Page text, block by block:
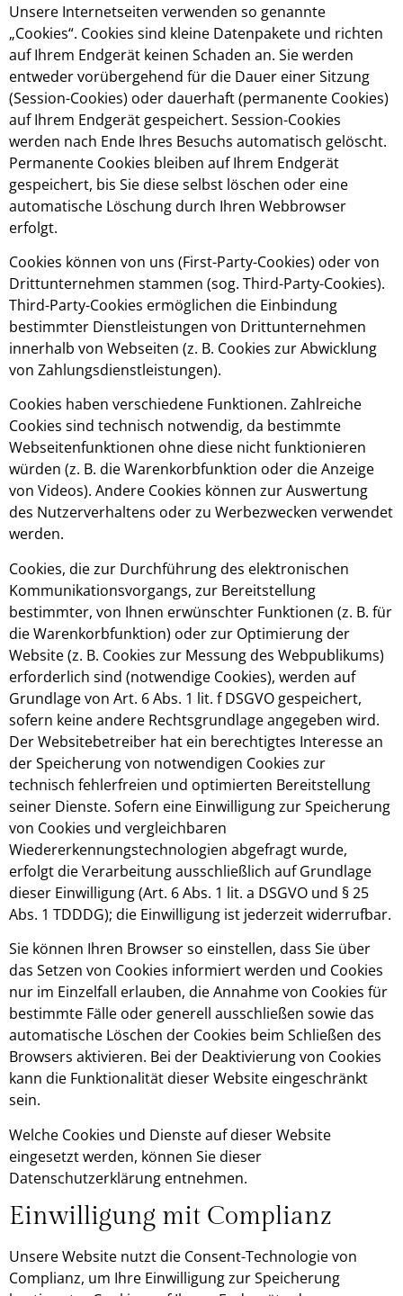
Unsere Internetseiten verwenden so genannte
„Cookies“. Cookies sind kleine Datenpakete und richten
auf Ihrem Endgerät keinen Schaden an. Sie werden
entweder vorübergehend für die Dauer einer Sitzung
(Session-Cookies) oder dauerhaft (permanente Cookies)
auf Ihrem Endgerät gespeichert. Session-Cookies
werden nach Ende Ihres Besuchs automatisch gelöscht.
Permanente Cookies bleiben auf Ihrem Endgerät
gespeichert, bis Sie diese selbst löschen oder eine
automatische Löschung durch Ihren Webbrowser
erfolgt.
Cookies können von uns (First-Party-Cookies) oder von
Drittunternehmen stammen (sog. Third-Party-Cookies).
Third-Party-Cookies ermöglichen die Einbindung
bestimmter Dienstleistungen von Drittunternehmen
innerhalb von Webseiten (z. B. Cookies zur Abwicklung
von Zahlungsdienstleistungen).
Cookies haben verschiedene Funktionen. Zahlreiche
Cookies sind technisch notwendig, da bestimmte
Webseitenfunktionen ohne diese nicht funktionieren
würden (z. B. die Warenkorbfunktion oder die Anzeige
von Videos). Andere Cookies können zur Auswertung
des Nutzerverhaltens oder zu Werbezwecken verwendet
werden.
Cookies, die zur Durchführung des elektronischen
Kommunikationsvorgangs, zur Bereitstellung
bestimmter, von Ihnen erwünschter Funktionen (z. B. für
die Warenkorbfunktion) oder zur Optimierung der
Website (z. B. Cookies zur Messung des Webpublikums)
erforderlich sind (notwendige Cookies), werden auf
Grundlage von Art. 6 Abs. 1 lit. f DSGVO gespeichert,
sofern keine andere Rechtsgrundlage angegeben wird.
Der Websitebetreiber hat ein berechtigtes Interesse an
der Speicherung von notwendigen Cookies zur
technisch fehlerfreien und optimierten Bereitstellung
seiner Dienste. Sofern eine Einwilligung zur Speicherung
von Cookies und vergleichbaren
Wiedererkennungstechnologien abgefragt wurde,
erfolgt die Verarbeitung ausschließlich auf Grundlage
dieser Einwilligung (Art. 6 Abs. 1 lit. a DSGVO und § 25
Abs. 1 TDDDG); die Einwilligung ist jederzeit widerrufbar.
Sie können Ihren Browser so einstellen, dass Sie über
das Setzen von Cookies informiert werden und Cookies
nur im Einzelfall erlauben, die Annahme von Cookies für
bestimmte Fälle oder generell ausschließen sowie das
automatische Löschen der Cookies beim Schließen des
Browsers aktivieren. Bei der Deaktivierung von Cookies
kann die Funktionalität dieser Website eingeschränkt
sein.
Welche Cookies und Dienste auf dieser Website
eingesetzt werden, können Sie dieser
Datenschutzerklärung entnehmen.
Einwilligung mit Complianz
Unsere Website nutzt die Consent-Technologie von
Complianz, um Ihre Einwilligung zur Speicherung